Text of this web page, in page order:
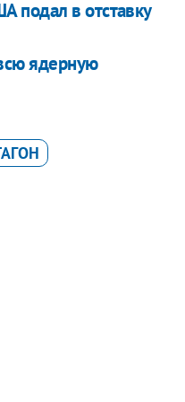
подал в отставку
ядерную